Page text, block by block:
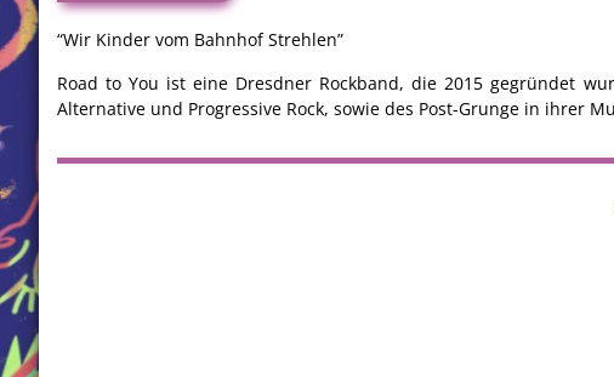
“Wir Kinder vom Bahnhof Strehlen”
Road to You ist eine Dresdner Rockband, die 2015 gegründet
Alternative und Progressive Rock, sowie des Post-Grunge in ihrer